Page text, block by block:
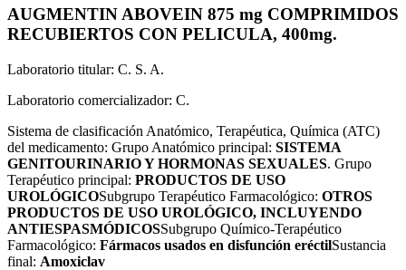
AUGMENTIN ABOVEIN 875 mg COMPRIMIDOS
RECUBIERTOS CON PELICULA, 400mg.
Laboratorio titular: C. S. A.
Laboratorio comercializador: C.
Sistema de clasificación Anatómico, Terapéutica, Química (ATC)
del medicamento: Grupo Anatómico principal: SISTEMA
GENITOURINARIO Y HORMONAS SEXUALES. Grupo
Terapéutico principal: PRODUCTOS DE USO
UROLÓGICOSubgrupo Terapéutico Farmacológico: OTROS
PRODUCTOS DE USO UROLÓGICO, INCLUYENDO
ANTIESPASMÓDICOSSubgrupo Químico-Terapéutico
Farmacológico: Fármacos usados en disfunción eréctilSustancia
final: Amoxiclav